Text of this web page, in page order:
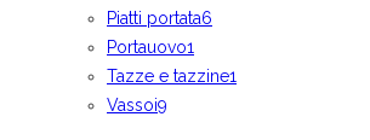
Piatti portata6
Portauovo1
Tazze e tazzine1
Vassoi9